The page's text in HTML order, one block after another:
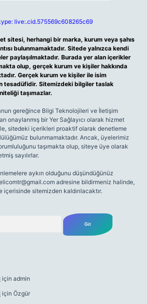
live:.cid.575569c608265c69
sitesi, herhangi bir marka, kurum veya şahıs
bulunmamaktadır. Sitede yalnızca kendi
paylaşılmaktadır. Burada yer alan içerikler
olup, gerçek kurum ve kişiler hakkında
Gerçek kurum ve kişiler ile isim
tesadüfidir. Sitemizdeki bilgiler taslak
taşımazlar.
gereğince Bilgi Teknolojileri ve İletişim
onaylanmış bir Yer Sağlayıcı olarak hizmet
sitedeki içerikleri proaktif olarak denetleme
bulunmamaktadır. Ancak, üyelerimiz
taşımakta olup, siteye üye olarak
sayılırlar.
aykırı olduğunu düşündüğünüz
adresine bildirmeniz halinde,
sitemizden kaldırılacaktır.
için admin
için Özgür